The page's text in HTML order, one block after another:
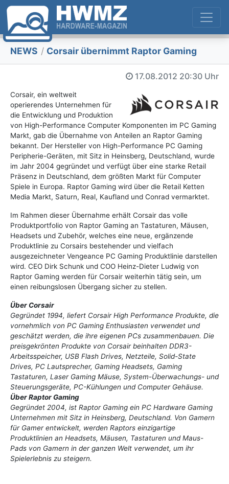
NEWS / Corsair übernimmt Raptor Gaming
17.08.2012 20:30 Uhr
Corsair, ein weltweit
operierendes Unternehmen für
die Entwicklung und Produktion
von High-Performance Computer Komponenten im PC Gaming
Markt, gab die Übernahme von Anteilen an Raptor Gaming
bekannt. Der Hersteller von High-Performance PC Gaming
Peripherie-Geräten, mit Sitz in Heinsberg, Deutschland, wurde
im Jahr 2004 gegründet und verfügt über eine starke Retail
Präsenz in Deutschland, dem größten Markt für Computer
Spiele in Europa. Raptor Gaming wird über die Retail Ketten
Media Markt, Saturn, Real, Kaufland und Conrad vermarktet.
Im Rahmen dieser Übernahme erhält Corsair das volle
Produktportfolio von Raptor Gaming an Tastaturen, Mäusen,
Headsets und Zubehör, welches eine neue, ergänzende
Produktlinie zu Corsairs bestehender und vielfach
ausgezeichneter Vengeance PC Gaming Produktlinie darstellen
wird. CEO Dirk Schunk und COO Heinz-Dieter Ludwig von
Raptor Gaming werden für Corsair weiterhin tätig sein, um
einen reibungslosen Übergang sicher zu stellen.
Über Corsair
Gegründet 1994, liefert Corsair High Performance Produkte, die
vornehmlich von PC Gaming Enthusiasten verwendet und
geschätzt werden, die ihre eigenen PCs zusammenbauen. Die
preisgekrönten Produkte von Corsair beinhalten DDR3-
Arbeitsspeicher, USB Flash Drives, Netzteile, Solid-State
Drives, PC Lautsprecher, Gaming Headsets, Gaming
Tastaturen, Laser Gaming Mäuse, System-Überwachungs- und
Steuerungsgeräte, PC-Kühlungen und Computer Gehäuse.
Über Raptor Gaming
Gegründet 2004, ist Raptor Gaming ein PC Hardware Gaming
Unternehmen mit Sitz in Heinsberg, Deutschland. Von Gamern
für Gamer entwickelt, werden Raptors einzigartige
Produktlinien an Headsets, Mäusen, Tastaturen und Maus-
Pads von Gamern in der ganzen Welt verwendet, um ihr
Spielerlebnis zu steigern.